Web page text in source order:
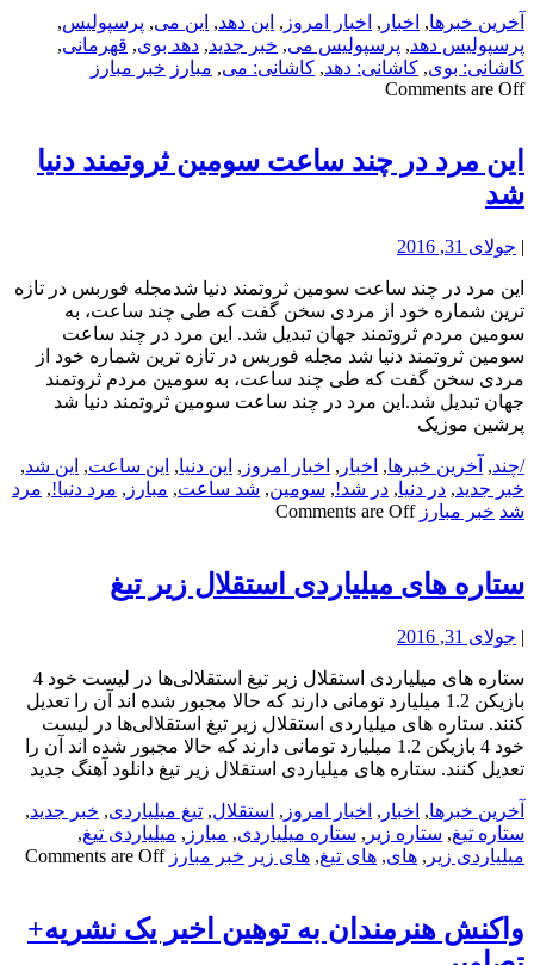
آخرین خبرها, اخبار , اخبار امروز , این دهد, این می, پرسپولیس,
پرسپولیس دهد, پرسپولیس می, خبر جدید, دهد بوی, قهرمانی,
کاشانی: بوی, کاشانی: دهد, کاشانی: می, مبارز خبر مبارز
Comments are Off
این مرد در چند ساعت سومین ثروتمند دنیا
شد
| جولای 31, 2016
این مرد در چند ساعت سومین ثروتمند دنیا شدمجله فوربس در تازه
ترین شماره خود از مردی سخن گفت که طی چند ساعت، به
سومین مردم ثروتمند جهان تبدیل شد. این مرد در چند ساعت
سومین ثروتمند دنیا شد مجله فوربس در تازه ترین شماره خود از
مردی سخن گفت که طی چند ساعت، به سومین مردم ثروتمند
جهان تبدیل شد.این مرد در چند ساعت سومین ثروتمند دنیا شد
پرشین موزیک
/چند, آخرین خبرها, اخبار , اخبار امروز , این دنیا, این ساعت, این شد,
خبر جدید, در دنیا, در شد!, سومین, شد ساعت, مبارز , مرد دنیا!, مرد
شد خبر مبارز Comments are Off
ستاره های میلیاردی استقلال زیر تیغ
| جولای 31, 2016
ستاره های میلیاردی استقلال زیر تیغ استقلالی‌ها در لیست خود 4
بازیکن 1.2 میلیارد تومانی دارند که حالا مجبور شده اند آن را تعدیل
کنند. ستاره های میلیاردی استقلال زیر تیغ استقلالی‌ها در لیست
خود 4 بازیکن 1.2 میلیارد تومانی دارند که حالا مجبور شده اند آن را
تعدیل کنند. ستاره های میلیاردی استقلال زیر تیغ دانلود آهنگ جدید
آخرین خبرها, اخبار , اخبار امروز , استقلال, تیغ میلیاردی, خبر جدید,
ستاره تیغ, ستاره زیر , ستاره میلیاردی, مبارز , میلیاردی تیغ,
میلیاردی زیر , های, های تیغ, های زیر خبر مبارز Comments are Off
واکنش هنرمندان به توهین اخیر یک نشریه+